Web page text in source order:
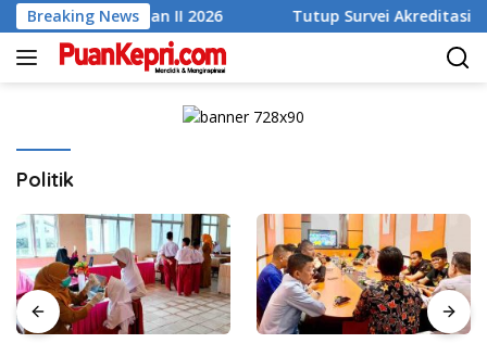
Skip
to
content
Breaking News
Triwulan II 2026 Tutup Survei Akreditasi RSUD
Politik